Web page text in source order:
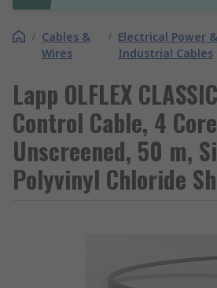
/ Cables &
Wires
/ Electrical Power &
Industrial Cables
Lapp OLFLEX
Control Cable, 4
Unscreened, 50 m,
Polyvinyl Chloride